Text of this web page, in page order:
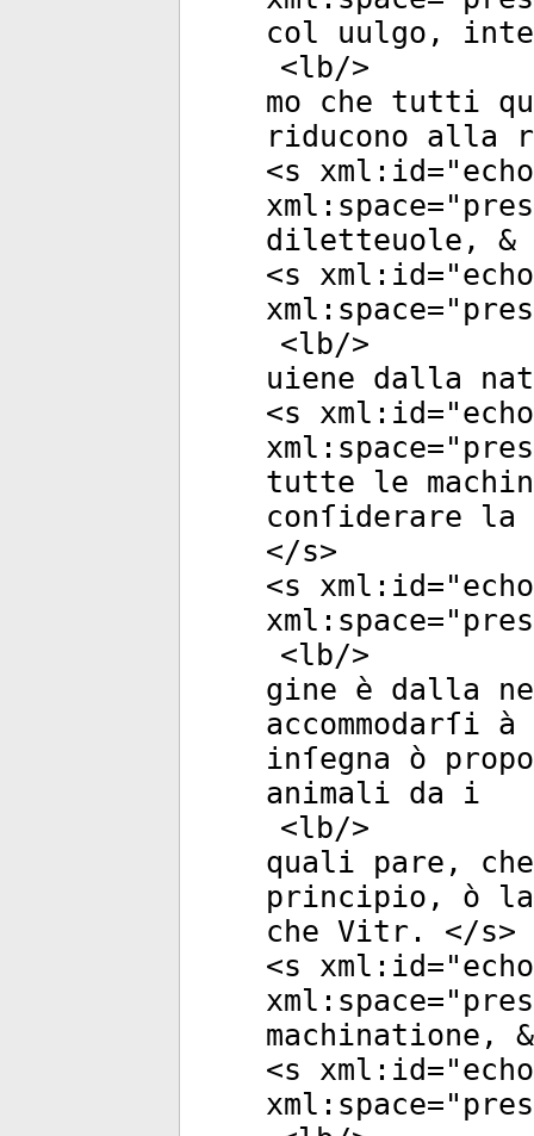
col uulgo,
<lb/>
mo che tutti
riducono alla
<s xml:id="
xml:space="
diletteuole, &
<s xml:id="
xml:space="
<lb/>
uiene dalla
<s xml:id="
xml:space="
tutte le
conſiderare
</s>
<s xml:id="
xml:space="
<lb/>
gine è dalla
inſegna ò
animali da i
<lb/>
quali pare,
principio, ò la
che Vitr. </s>
<s xml:id="
xml:space="
machinatione,
<s xml:id="
xml:space="